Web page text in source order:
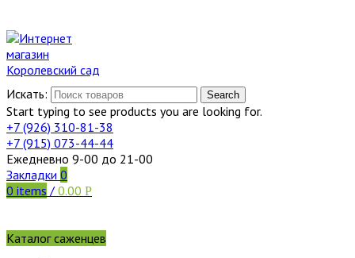
Искать: Search
Start typing to see products you are looking for.
+7 (926) 310-81-38
+7 (915) 073-44-44
Ежедневно 9-00 до 21-00
Закладки 0
0 items / 0.00 Р
Каталог саженцев